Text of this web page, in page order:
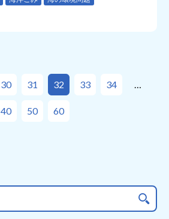
30 31 32 33 34
40 50 60